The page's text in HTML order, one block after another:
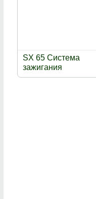
SX 65 Система
зажигания